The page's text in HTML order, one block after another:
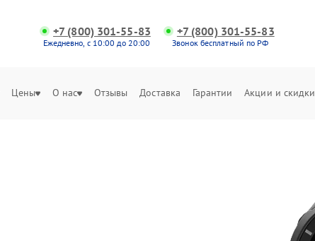
+7 (800) 301-55-83
Ежедневно, с 10:00 до 20:00
+7 (800) 301-55-83
Звонок бесплатный по РФ
Цены О нас Отзывы Доставка Гарантии Акции и скидки